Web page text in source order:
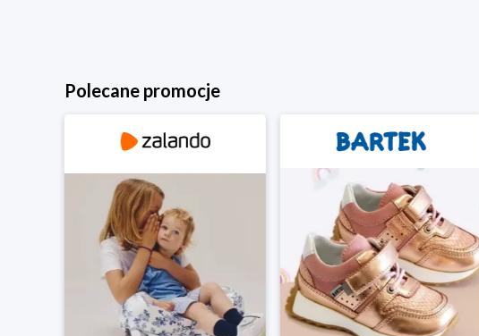
Polecane promocje